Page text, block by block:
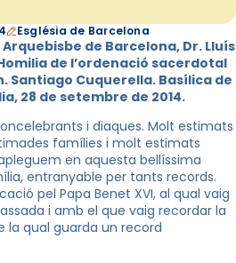
Església de Barcelona
de Barcelona, Dr. Lluís
de l’ordenació sacerdotal
Santiago Cuquerella. Basílica de
28 de setembre de 2014.
i diaques. Molt estimats
famílies i molt estimats
en aquesta bellíssima
entranyable per tants records.
pel Papa Benet XVI, al qual vaig
i amb el que vaig recordar la
la qual guarda un record